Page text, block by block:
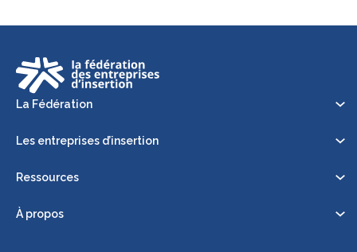
La Fédération
Les entreprises d’insertion
Ressources
À propos